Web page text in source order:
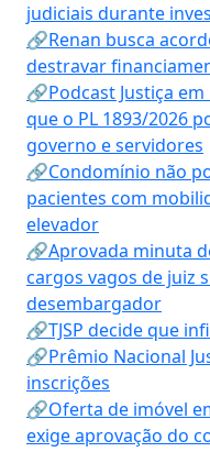
judiciais durante
🔗Renan busca
destravar
🔗Podcast Justiça
que o PL 1893/2026
governo e servidores
🔗Condomínio não
pacientes com
elevador
🔗Aprovada minuta
cargos vagos de juiz
desembargador
🔗TJSP decide que
🔗Prêmio Nacional
inscrições
🔗Oferta de imóvel
exige aprovação do